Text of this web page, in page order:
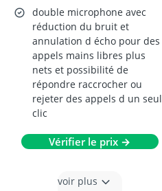
double microphone avec
réduction du bruit et
annulation d écho pour des
appels mains libres plus
nets et possibilité de
répondre raccrocher ou
rejeter des appels d un seul
clic
Vérifier le prix →
voir plus